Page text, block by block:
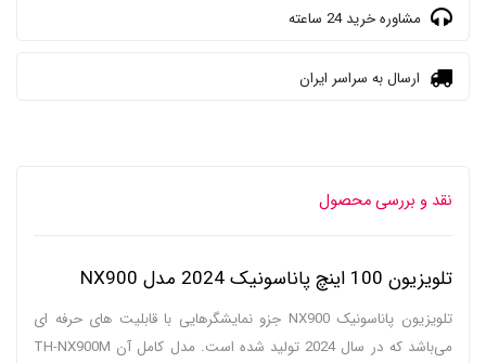
مشاوره خرید 24 ساعته
ارسال به سراسر ایران
نقد و بررسی محصول
تلویزیون 100 اینچ پاناسونیک 2024 مدل NX900
تلویزیون پاناسونیک NX900 جزو نمایشگرهایی با قابلیت های حرفه ای
می‌باشد که در سال 2024 تولید شده است. مدل کامل آن TH-NX900M